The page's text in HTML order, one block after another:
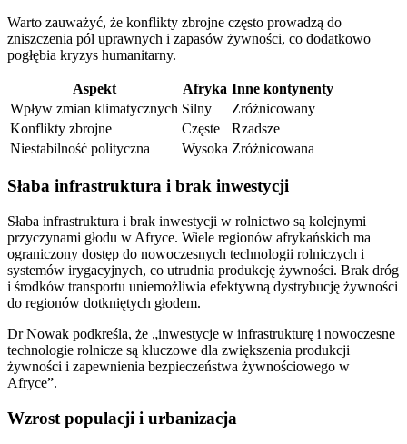
Warto zauważyć, że konflikty zbrojne często prowadzą do
zniszczenia pól uprawnych i zapasów żywności, co dodatkowo
pogłębia kryzys humanitarny.
Aspekt Afryka Inne kontynenty
Wpływ zmian klimatycznych Silny
Zróżnicowany
Konflikty zbrojne
Częste
Rzadsze
Niestabilność polityczna
Wysoka Zróżnicowana
Słaba infrastruktura i brak inwestycji
Słaba infrastruktura i brak inwestycji w rolnictwo są kolejnymi
przyczynami głodu w Afryce. Wiele regionów afrykańskich ma
ograniczony dostęp do nowoczesnych technologii rolniczych i
systemów irygacyjnych, co utrudnia produkcję żywności. Brak dróg
i środków transportu uniemożliwia efektywną dystrybucję żywności
do regionów dotkniętych głodem.
Dr Nowak podkreśla, że „inwestycje w infrastrukturę i nowoczesne
technologie rolnicze są kluczowe dla zwiększenia produkcji
żywności i zapewnienia bezpieczeństwa żywnościowego w
Afryce”.
Wzrost populacji i urbanizacja